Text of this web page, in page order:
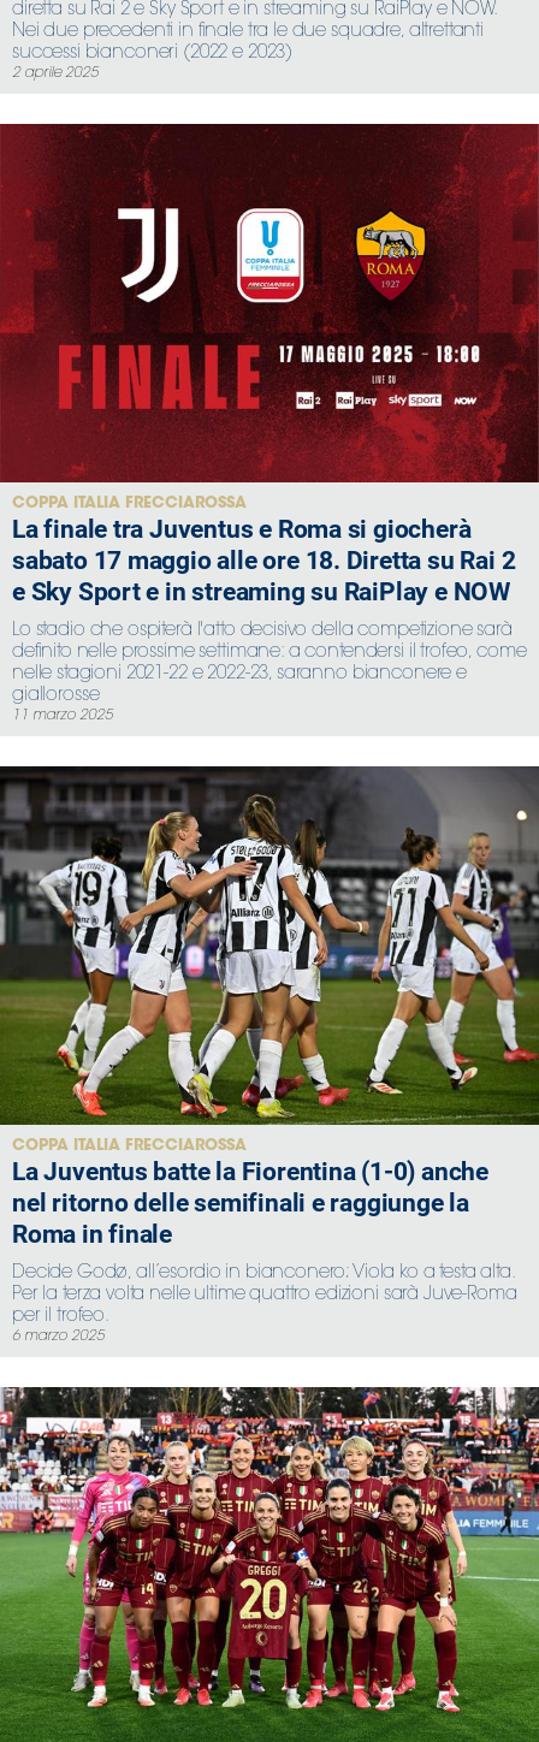
diretta su Rai 2 e Sky Sport e in streaming su RaiPlay e NOW.
Nei due precedenti in finale tra le due squadre, altrettanti
successi bianconeri (2022 e 2023)
2 aprile 2025
COPPA ITALIA FRECCIAROSSA
La finale tra Juventus e Roma si giocherà
sabato 17 maggio alle ore 18. Diretta su Rai 2
e Sky Sport e in streaming su RaiPlay e NOW
Lo stadio che ospiterà l'atto decisivo della competizione sarà
definito nelle prossime settimane: a contendersi il trofeo, come
nelle stagioni 2021-22 e 2022-23, saranno bianconere e
giallorosse
11 marzo 2025
COPPA ITALIA FRECCIAROSSA
La Juventus batte la Fiorentina (1-0) anche
nel ritorno delle semifinali e raggiunge la
Roma in finale
Decide Godø, all’esordio in bianconero; Viola ko a testa alta.
Per la terza volta nelle ultime quattro edizioni sarà Juve-Roma
per il trofeo.
6 marzo 2025